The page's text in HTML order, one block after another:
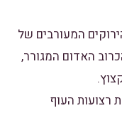
המעורבים של
האדום המגורר,
רצועות העוף